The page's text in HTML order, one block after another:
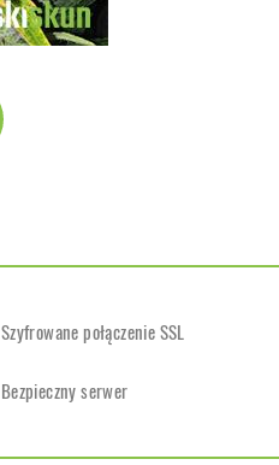
Szyfrowane połączenie SSL
Bezpieczny serwer